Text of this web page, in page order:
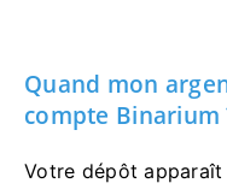
Quand mon
compte Binarium
Votre dépôt